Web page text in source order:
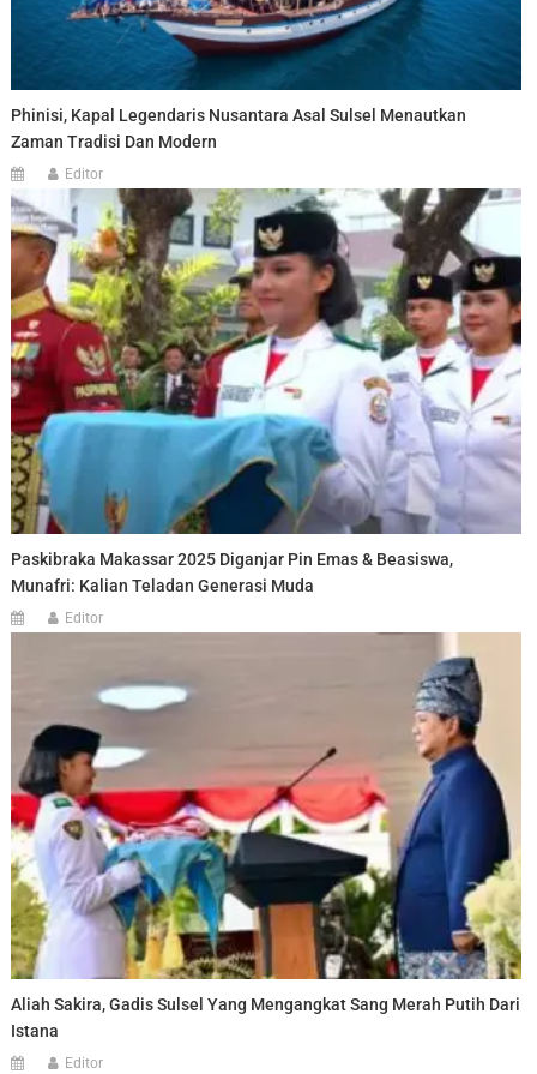
Phinisi, Kapal Legendaris Nusantara Asal Sulsel Menautkan
Zaman Tradisi Dan Modern
Editor
Paskibraka Makassar 2025 Diganjar Pin Emas & Beasiswa,
Munafri: Kalian Teladan Generasi Muda
Editor
Aliah Sakira, Gadis Sulsel Yang Mengangkat Sang Merah Putih Dari
Istana
Editor